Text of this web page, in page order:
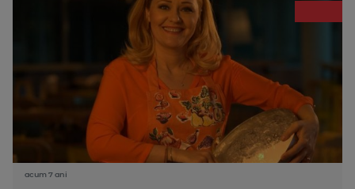
acum 7 ani